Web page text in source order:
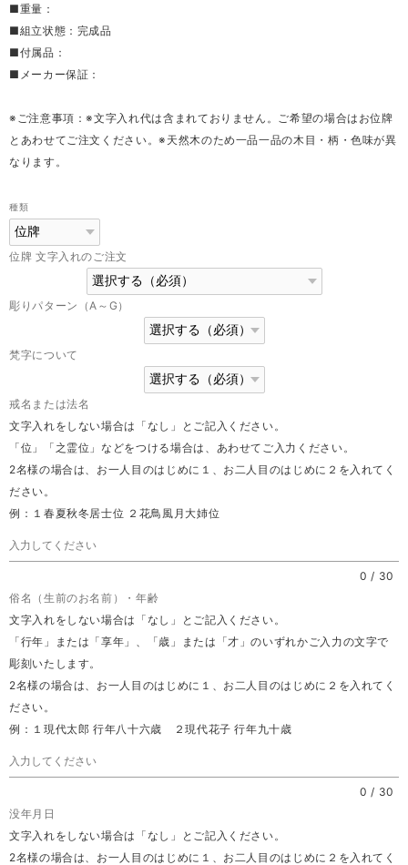
■重量：
■組立状態：完成品
■付属品：
■メーカー保証：
※ご注意事項：※文字入れ代は含まれておりません。ご希望の場合はお位牌
とあわせてご注文ください。※天然木のため一品一品の木目・柄・色味が異
なります。
種類
位牌 文字入れのご注文
彫りパターン（A～G）
梵字について
戒名または法名
文字入れをしない場合は「なし」とご記入ください。
「位」「之霊位」などをつける場合は、あわせてご入力ください。
2名様の場合は、お一人目のはじめに１、お二人目のはじめに２を入れてく
ださい。
例：１春夏秋冬居士位 ２花鳥風月大姉位
0 / 30
俗名（生前のお名前）・年齢
文字入れをしない場合は「なし」とご記入ください。
「行年」または「享年」、「歳」または「才」のいずれかご入力の文字で
彫刻いたします。
2名様の場合は、お一人目のはじめに１、お二人目のはじめに２を入れてく
ださい。
例：１現代太郎 行年八十六歳 ２現代花子 行年九十歳
0 / 30
没年月日
文字入れをしない場合は「なし」とご記入ください。
2名様の場合は、お一人目のはじめに１、お二人目のはじめに２を入れてく